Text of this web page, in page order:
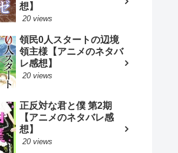
想】
20 views
領民0人スタートの辺境
領主様【アニメのネタバ
レ感想】
20 views
正反対な君と僕 第2期
【アニメのネタバレ感
想】
20 views